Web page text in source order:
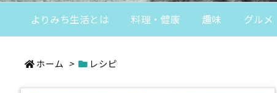
よりみち生活とは 料理・健康 趣味 グルメ
ホーム > レシピ